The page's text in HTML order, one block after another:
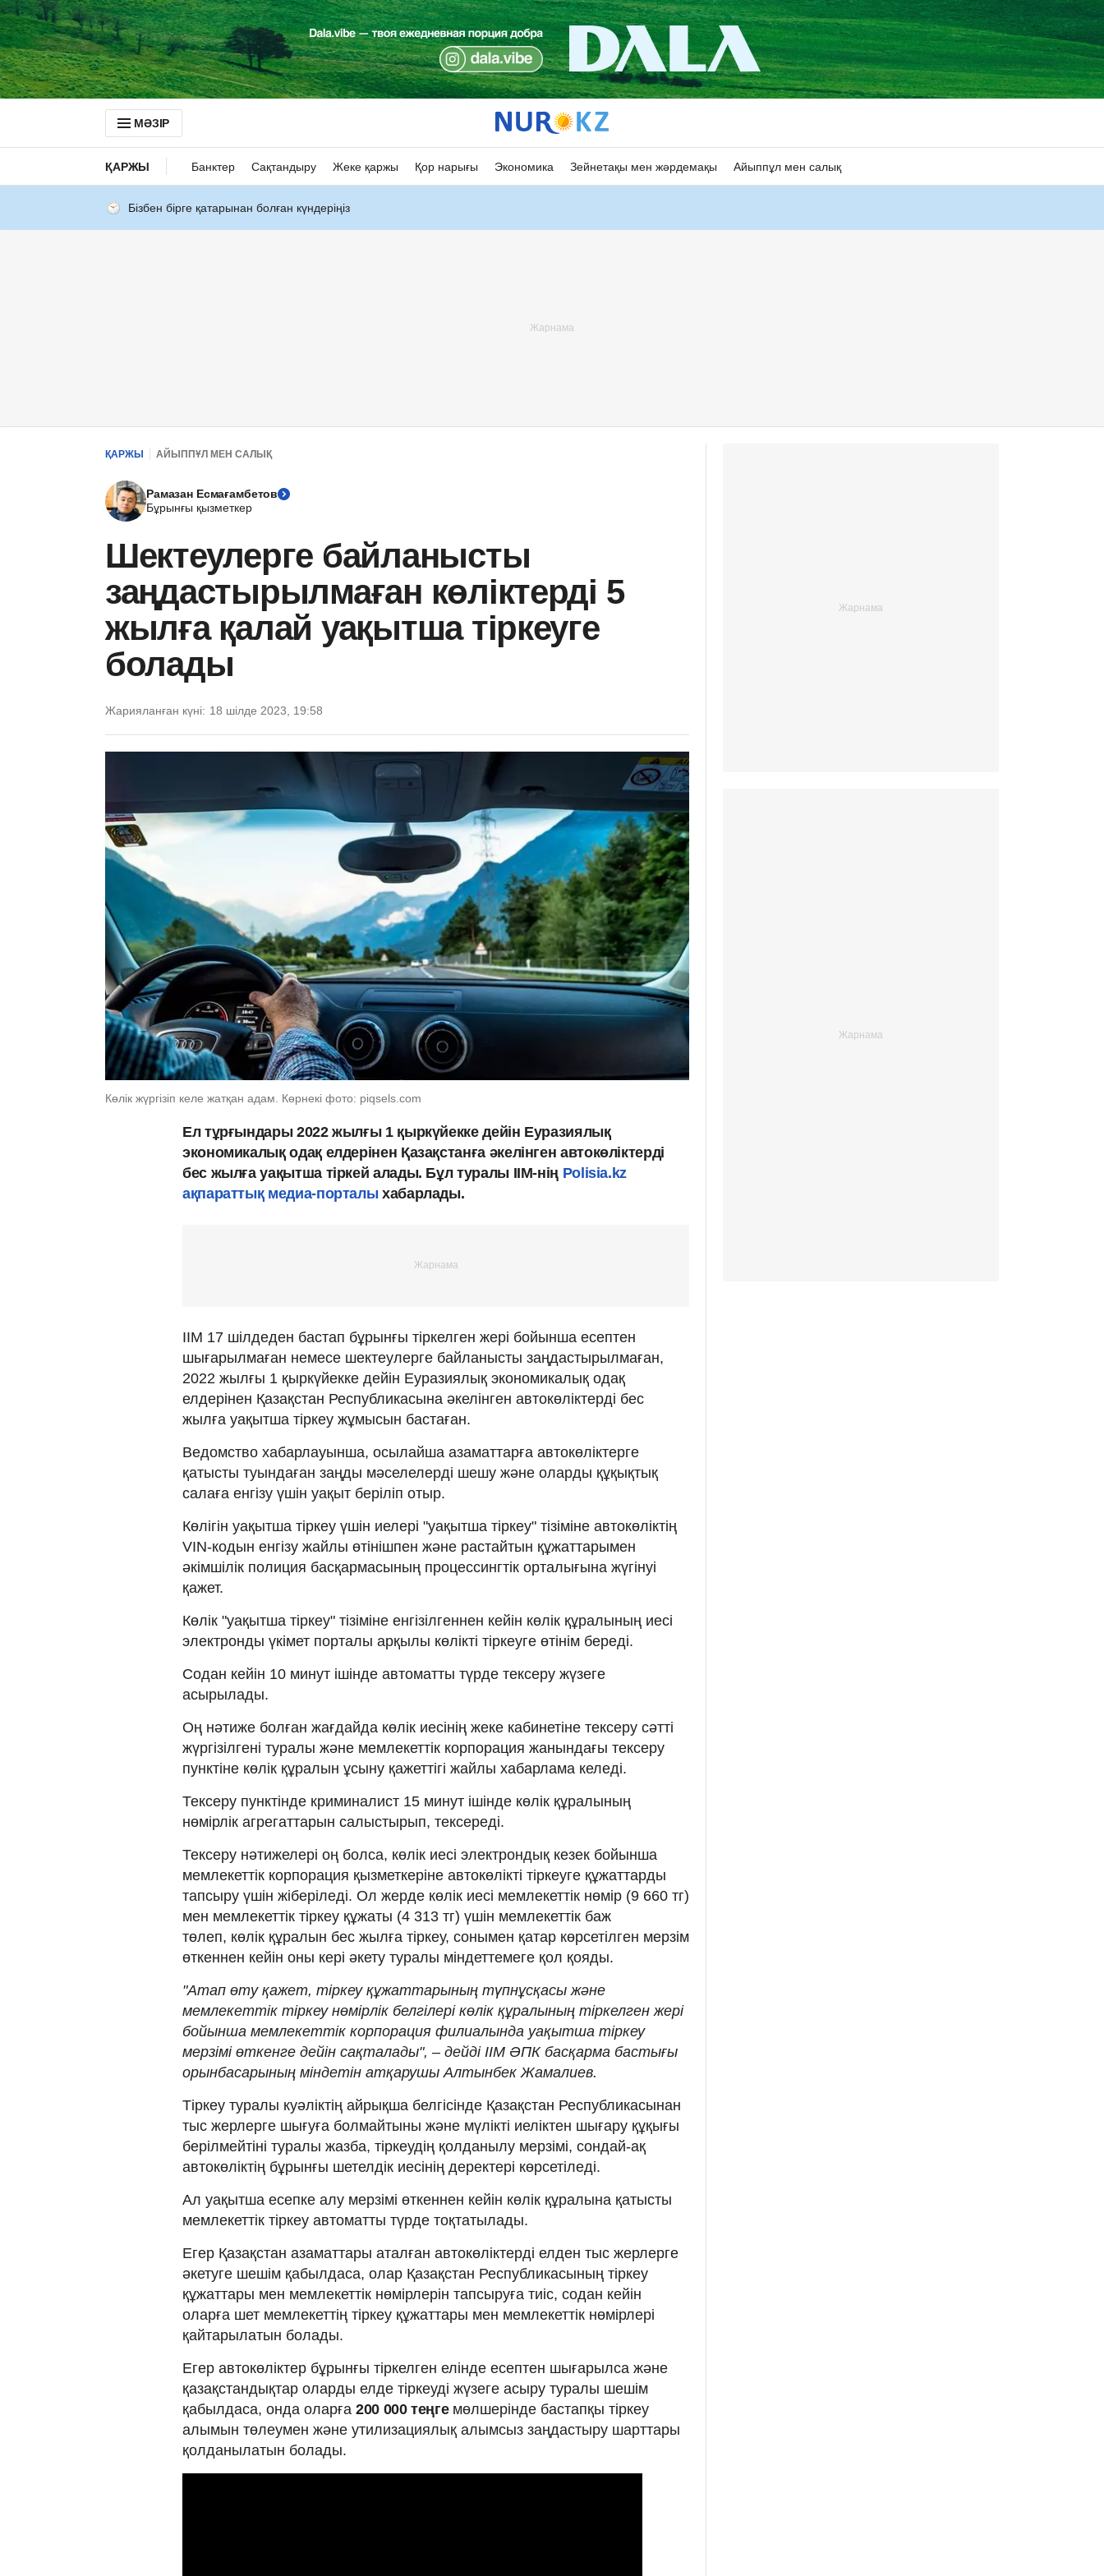
МӘЗІР
ҚАРЖЫ Банктер Сақтандыру Жеке қаржы Қор нарығы Экономика Зейнетақы мен жәрдемақы Айыппұл мен салық
Бізбен бірге қатарынан болған күндеріңіз
ҚАРЖЫ АЙЫППҰЛ МЕН САЛЫҚ
Рамазан Есмағамбетов
Бұрынғы қызметкер
Шектеулерге байланысты
заңдастырылмаған көліктерді 5
жылға қалай уақытша тіркеуге
болады
Жарияланған күні: 18 шілде 2023, 19:58
Көлік жүргізіп келе жатқан адам. Көрнекі фото: piqsels.com
Ел тұрғындары 2022 жылғы 1 қыркүйекке дейін Еуразиялық
экономикалық одақ елдерінен Қазақстанға әкелінген автокөліктерді
бес жылға уақытша тіркей алады. Бұл туралы ІІМ-нің Polisia.kz
ақпараттық медиа-порталыхабарлады.
ІІМ 17 шілдеден бастап бұрынғы тіркелген жері бойынша есептен
шығарылмаған немесе шектеулерге байланысты заңдастырылмаған,
2022 жылғы 1 қыркүйекке дейін Еуразиялық экономикалық одақ
елдерінен Қазақстан Республикасына әкелінген автокөліктерді бес
жылға уақытша тіркеу жұмысын бастаған.
Ведомство хабарлауынша, осылайша азаматтарға автокөліктерге
қатысты туындаған заңды мәселелерді шешу және оларды құқықтық
салаға енгізу үшін уақыт беріліп отыр.
Көлігін уақытша тіркеу үшін иелері "уақытша тіркеу" тізіміне автокөліктің
VIN-кодын енгізу жайлы өтінішпен және растайтын құжаттарымен
әкімшілік полиция басқармасының процессингтік орталығына жүгінуі
қажет.
Көлік "уақытша тіркеу" тізіміне енгізілгеннен кейін көлік құралының иесі
электронды үкімет порталы арқылы көлікті тіркеуге өтінім береді.
Содан кейін 10 минут ішінде автоматты түрде тексеру жүзеге
асырылады.
Оң нәтиже болған жағдайда көлік иесінің жеке кабинетіне тексеру сәтті
жүргізілгені туралы және мемлекеттік корпорация жанындағы тексеру
пунктіне көлік құралын ұсыну қажеттігі жайлы хабарлама келеді.
Тексеру пунктінде криминалист 15 минут ішінде көлік құралының
нөмірлік агрегаттарын салыстырып, тексереді.
Тексеру нәтижелері оң болса, көлік иесі электрондық кезек бойынша
мемлекеттік корпорация қызметкеріне автокөлікті тіркеуге құжаттарды
тапсыру үшін жіберіледі. Ол жерде көлік иесі мемлекеттік нөмір (9 660 тг)
мен мемлекеттік тіркеу құжаты (4 313 тг) үшін мемлекеттік баж
төлеп, көлік құралын бес жылға тіркеу, сонымен қатар көрсетілген мерзім
өткеннен кейін оны кері әкету туралы міндеттемеге қол қояды.
"Атап өту қажет, тіркеу құжаттарының түпнұсқасы және
мемлекеттік тіркеу нөмірлік белгілері көлік құралының тіркелген жері
бойынша мемлекеттік корпорация филиалында уақытша тіркеу
мерзімі өткенге дейін сақталады", – дейді ІІМ ӘПК басқарма бастығы
орынбасарының міндетін атқарушы Алтынбек Жамалиев.
Тіркеу туралы куәліктің айрықша белгісінде Қазақстан Республикасынан
тыс жерлерге шығуға болмайтыны және мүлікті иеліктен шығару құқығы
берілмейтіні туралы жазба, тіркеудің қолданылу мерзімі, сондай-ақ
автокөліктің бұрынғы шетелдік иесінің деректері көрсетіледі.
Ал уақытша есепке алу мерзімі өткеннен кейін көлік құралына қатысты
мемлекеттік тіркеу автоматты түрде тоқтатылады.
Егер Қазақстан азаматтары аталған автокөліктерді елден тыс жерлерге
әкетуге шешім қабылдаса, олар Қазақстан Республикасының тіркеу
құжаттары мен мемлекеттік нөмірлерін тапсыруға тиіс, содан кейін
оларға шет мемлекеттің тіркеу құжаттары мен мемлекеттік нөмірлері
қайтарылатын болады.
Егер автокөліктер бұрынғы тіркелген елінде есептен шығарылса және
қазақстандықтар оларды елде тіркеуді жүзеге асыру туралы шешім
қабылдаса, онда оларға 200 000 теңге мөлшерінде бастапқы тіркеу
алымын төлеумен және утилизациялық алымсыз заңдастыру шарттары
қолданылатын болады.